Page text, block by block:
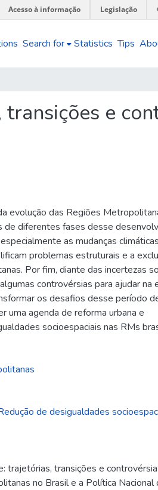
Acesso à informação Legislação
Search for Statistics Tips
e
evolução das Regiões
diferentes fases desse
as mudanças
problemas estruturais e a
Por fim, diante das incertezas
controvérsias para ajudar na
os desafios desse período
uma agenda de reforma urbana e
socioespaciais nas RMs
de desigualdades
trajetórias, transições e
no Brasil e a Política Nacional